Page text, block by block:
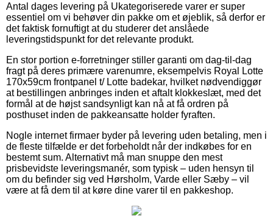
Antal dages levering på Ukategoriserede varer er super
essentiel om vi behøver din pakke om et øjeblik, så derfor er
det faktisk fornuftigt at du studerer det anslåede
leveringstidspunkt for det relevante produkt.
En stor portion e-forretninger stiller garanti om dag-til-dag
fragt på deres primære varenumre, eksempelvis Royal Lotte
170x59cm frontpanel t/ Lotte badekar, hvilket nødvendiggør
at bestillingen anbringes inden et aftalt klokkeslæt, med det
formål at de højst sandsynligt kan nå at få ordren på
posthuset inden de pakkeansatte holder fyraften.
Nogle internet firmaer byder på levering uden betaling, men i
de fleste tilfælde er det forbeholdt når der indkøbes for en
bestemt sum. Alternativt må man snuppe den mest
prisbevidste leveringsmanér, som typisk – uden hensyn til
om du befinder sig ved Hørsholm, Varde eller Sæby – vil
være at få dem til at køre dine varer til en pakkeshop.